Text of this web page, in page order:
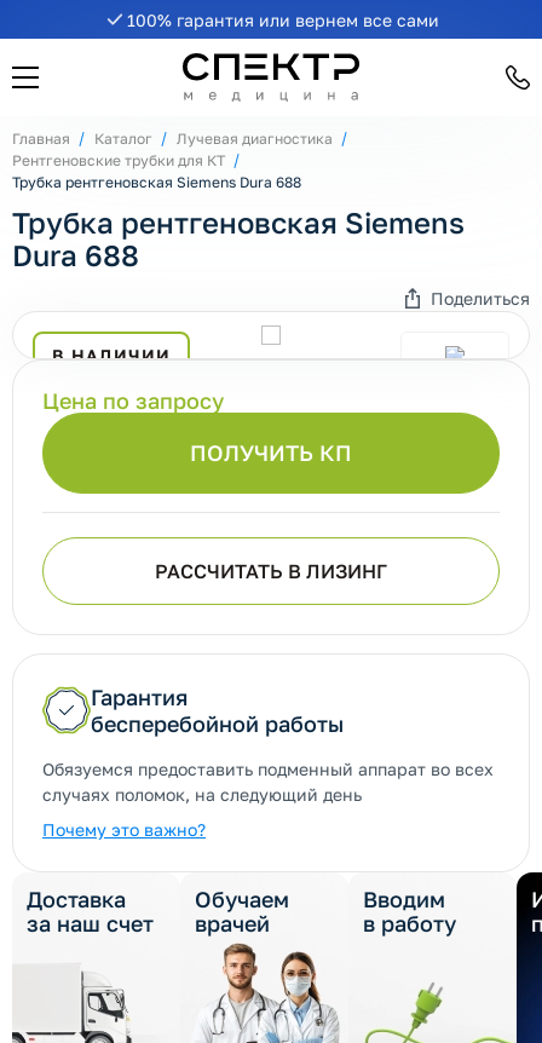
100% гарантия или вернем все сами
Главная Каталог
Лучевая диагностика
Рентгеновские трубки для КТ
Трубка рентгеновская Siemens Dura 688
В НАЛИЧИИ
Трубка рентгеновская Siemens
Dura 688
Поделиться
ПОЛУЧИТЬ КП
Цена по запросу
РАССЧИТАТЬ В ЛИЗИНГ
Гарантия
бесперебойной работы
Обязуемся предоставить подменный аппарат во всех
случаях поломок, на следующий день
Почему это важно?
Доставка
за наш счет
Обучаем
врачей
Вводим
в работу